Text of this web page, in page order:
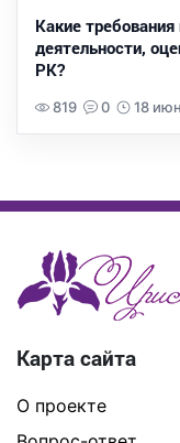
Какие
деятельности,
РК?
819 0 18
Карта сайта
О проекте